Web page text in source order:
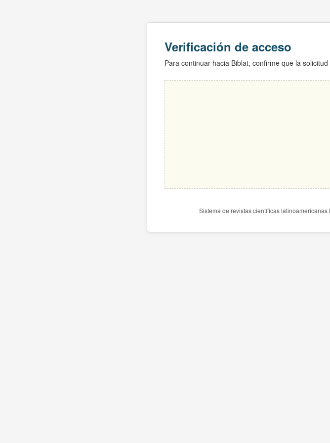
Verificación de acceso
Para continuar hacia Biblat, confirme que la
Sistema de revistas científicas